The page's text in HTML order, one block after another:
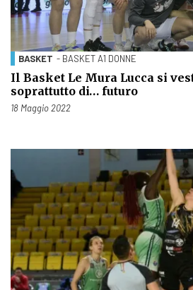
BASKET - BASKET A1 DONNE
Il Basket Le Mura Lucca si
soprattutto di… futuro
Pubblicato il
18 Maggio 2022